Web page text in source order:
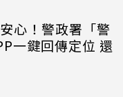
心！警政署「警
一鍵回傳定位 還